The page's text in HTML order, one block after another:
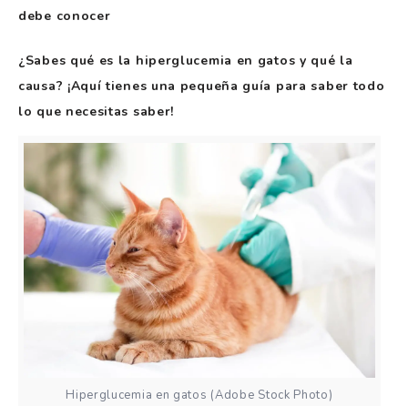
debe conocer
¿Sabes qué es la hiperglucemia en gatos y qué la
causa? ¡Aquí tienes una pequeña guía para saber todo
lo que necesitas saber!
Hiperglucemia en gatos (Adobe Stock Photo)